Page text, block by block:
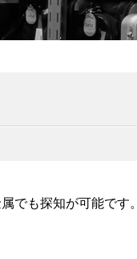
でも探知が可能です。